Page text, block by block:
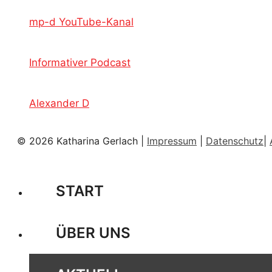
mp-d YouTube-Kanal
Informativer Podcast
Alexander D
© 2026 Katharina Gerlach | Impressum Datenschutz
START
ÜBER UNS